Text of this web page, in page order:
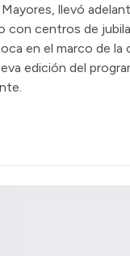
llevó
con centros de
en el marco de la
edición del